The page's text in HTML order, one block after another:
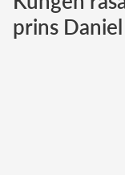
prins